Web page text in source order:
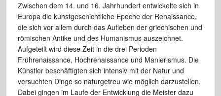
Zwischen dem 14. und 16. Jahrhundert entwickelte sich in
Europa die kunstgeschichtliche Epoche der Renaissance,
die sich vor allem durch das Aufleben der griechischen und
römischen Antike und des Humanismus auszeichnet.
Aufgeteilt wird diese Zeit in die drei Perioden
Frührenaissance, Hochrenaissance und Manierismus. Die
Künstler beschäftigten sich intensiv mit der Natur und
versuchten Dinge so naturgetreu wie möglich darzustellen.
Dabei gingen im Laufe der Entwicklung die Meister dazu